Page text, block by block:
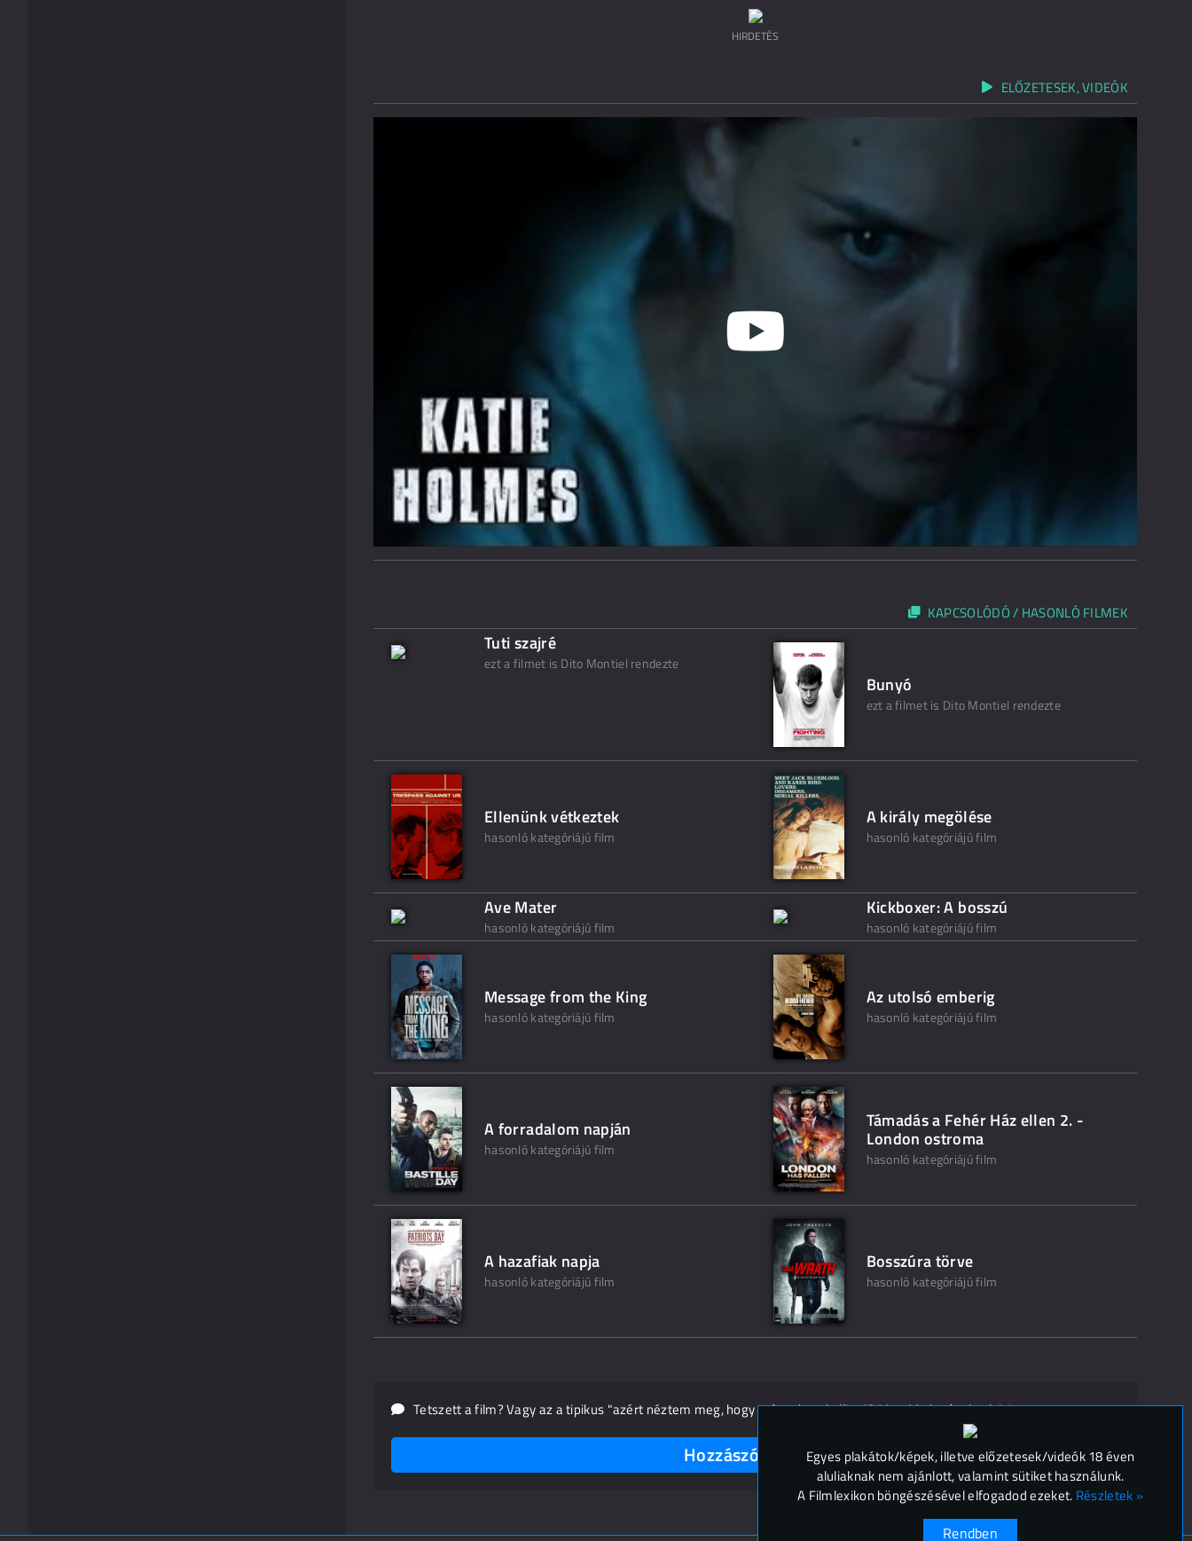
HIRDETÉS
ELŐZETESEK, VIDEÓK
KAPCSOLÓDÓ / HASONLÓ FILMEK
Tuti szajré
ezt a filmet is Dito Montiel rendezte
Bunyó
ezt a filmet is Dito Montiel rendezte
Ellenünk vétkeztek
hasonló kategóriájú film
A király megölése
hasonló kategóriájú film
Ave Mater
hasonló kategóriájú film
Kickboxer: A bosszú
hasonló kategóriájú film
Message from the King
hasonló kategóriájú film
Az utolsó emberig
hasonló kategóriájú film
A forradalom napján
hasonló kategóriájú film
Támadás a Fehér Ház ellen 2. -
London ostroma
hasonló kategóriájú film
A hazafiak napja
hasonló kategóriájú film
Bosszúra törve
hasonló kategóriájú film
Tetszett a film? Vagy az a tipikus "azért néztem meg, hogy másnak ne kelljen"? Mondd el másoknak is!
Hozzászólások (0)
Egyes plakátok/képek, illetve előzetesek/videók 18 éven
aluliaknak nem ajánlott, valamint sütiket használunk.
A Filmlexikon böngészésével elfogadod ezeket. Részletek »
Rendben